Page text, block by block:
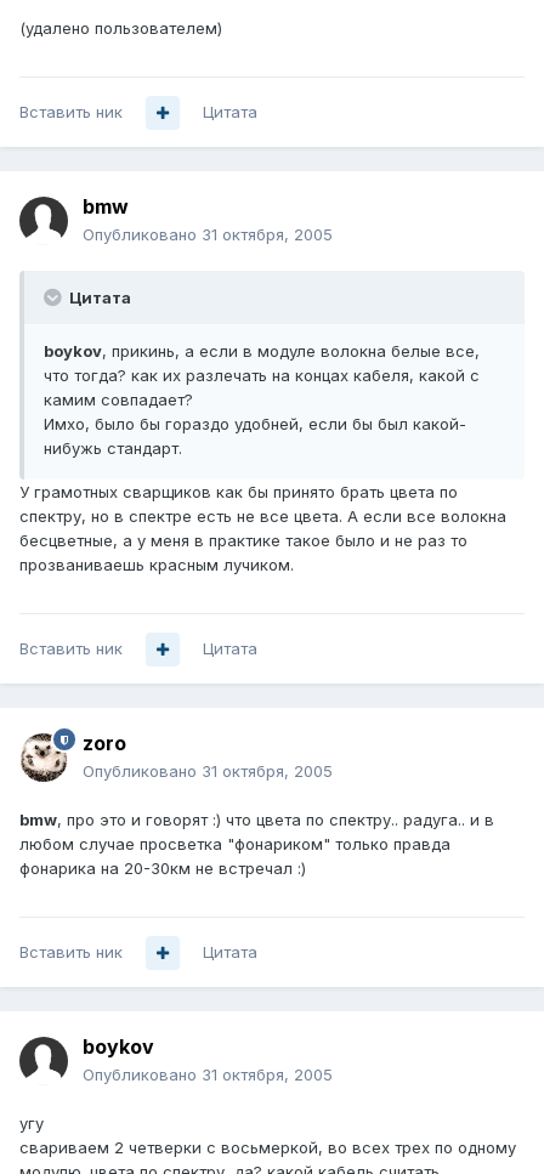
(удалено пользователем)
Вставить ник Цитата
bmw
Опубликовано 31 октября, 2005
Цитата
boykov, прикинь, а если в модуле волокна белые все,
что тогда? как их разлечать на концах кабеля, какой с
камим совпадает?
Имхо, было бы гораздо удобней, если бы был какой-
нибужь стандарт.
У грамотных сварщиков как бы принято брать цвета по
спектру, но в спектре есть не все цвета. А если все волокна
бесцветные, а у меня в практике такое было и не раз то
прозваниваешь красным лучиком.
Вставить ник Цитата
zoro
Опубликовано 31 октября, 2005
bmw, про это и говорят :) что цвета по спектру.. радуга.. и в
любом случае просветка "фонариком" только правда
фонарика на 20-30км не встречал :)
Вставить ник Цитата
boykov
Опубликовано 31 октября, 2005
угу
свариваем 2 четверки с восьмеркой, во всех трех по одному